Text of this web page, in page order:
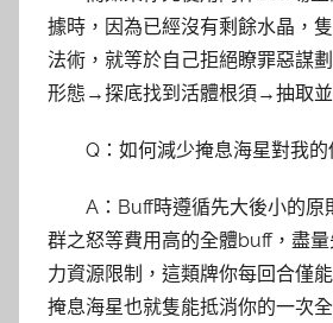
據時，因為已經沒有剩餘水晶，
法術，就等於自己拒絕瞭罪惡謀
形態→探底找到活體根須→抽取並
Q：如何減少掩息海星對我的
A：Buff時遵循先大後小的原
群之怒等費用高的全體buff，盡
力資源限制，這類牌你每回合僅
掩息海星也就隻能抵消你的一次